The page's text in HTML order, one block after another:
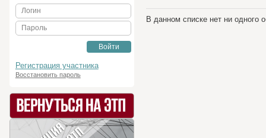
Логин
Пароль
Войти
Регистрация участника
Восстановить пароль
В данном списке нет ни одного